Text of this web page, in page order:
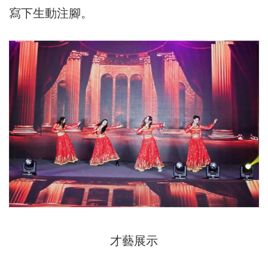
寫下生動注腳。
才藝展示